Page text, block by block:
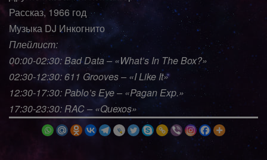
Рассказ, 1966 год
Музыка DJ Инкогнито
Плейлист:
00:00-02:30: Bad Data – «What’s In The Box?»
02:30-12:30: 611 Grooves – «I Like It»
12:30-17:30: Pablo’s Eye – «Pagan Exp.»
17:30-23:30: RAC – «Quexos»